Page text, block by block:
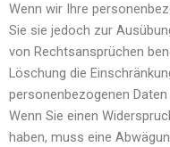
Wenn wir Ihre
Sie sie jedoch zur
von Rechtsansprüchen
Löschung die
personenbezogenen Daten
Wenn Sie einen
haben, muss eine